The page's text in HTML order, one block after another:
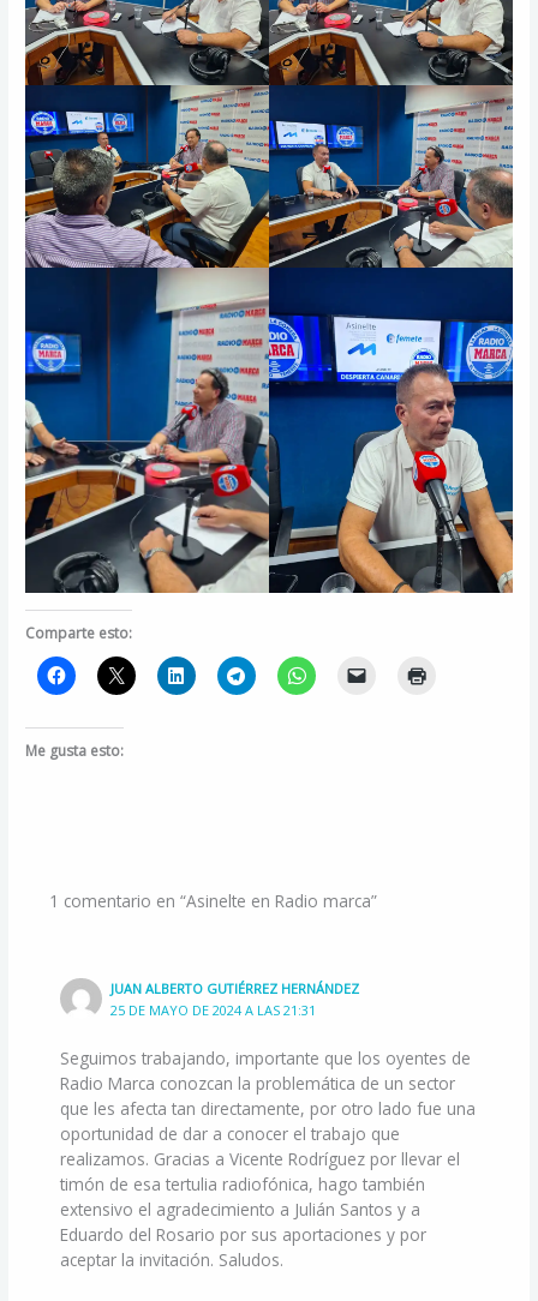
Comparte esto:
Me gusta esto:
1 comentario en “Asinelte en Radio marca”
JUAN ALBERTO GUTIÉRREZ HERNÁNDEZ
25 DE MAYO DE 2024 A LAS 21:31
Seguimos trabajando, importante que los oyentes de
Radio Marca conozcan la problemática de un sector
que les afecta tan directamente, por otro lado fue una
oportunidad de dar a conocer el trabajo que
realizamos. Gracias a Vicente Rodríguez por llevar el
timón de esa tertulia radiofónica, hago también
extensivo el agradecimiento a Julián Santos y a
Eduardo del Rosario por sus aportaciones y por
aceptar la invitación. Saludos.